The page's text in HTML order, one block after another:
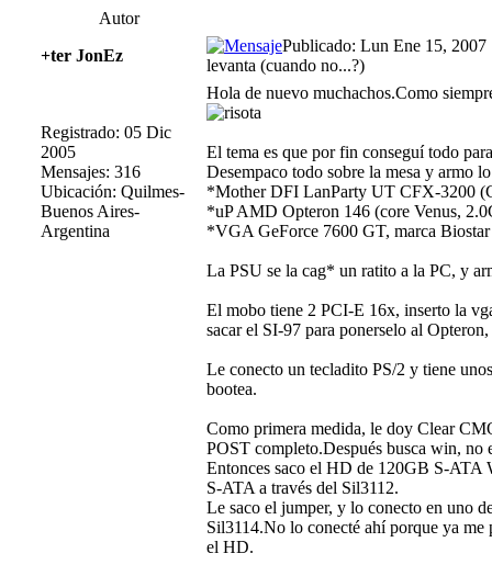
Autor
+ter JonEz
Publicado: Lun Ene 15, 2007
levanta (cuando no...?)
Registrado: 05 Dic
2005
Mensajes: 316
Ubicación: Quilmes-
Buenos Aires-
Argentina
Hola de nuevo muchachos.Como
El tema es que por fin conseguí todo
Desempaco todo sobre la mesa y armo
*Mother DFI LanParty UT CFX-3200
*uP AMD Opteron 146 (core Venus,
*VGA GeForce 7600 GT, marca
La PSU se la cag* un ratito a la PC, y
El mobo tiene 2 PCI-E 16x, inserto la
sacar el SI-97 para ponerselo al
Le conecto un tecladito PS/2 y tiene
bootea.
Como primera medida, le doy Clear
POST completo.Después busca win, no
Entonces saco el HD de 120GB S-ATA
S-ATA a través del Sil3112.
Le saco el jumper, y lo conecto en uno
Sil3114.No lo conecté ahí porque ya
el HD.